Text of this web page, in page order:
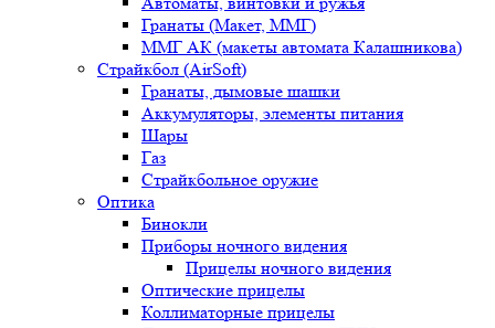
Гранаты (Макет, ММГ)
ММГ АК (макеты автомата Калашникова)
Страйкбол (AirSoft)
Гранаты, дымовые шашки
Аккумуляторы, элементы питания
Шары
Газ
Страйкбольное оружие
Оптика
Бинокли
Приборы ночного видения
Прицелы ночного видения
Оптические прицелы
Коллиматорные прицелы